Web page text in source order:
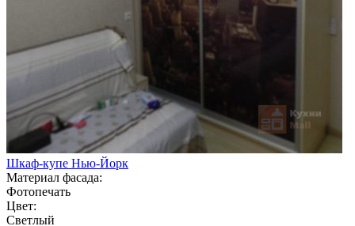
Шкаф-купе Нью-Йорк
Материал фасада:
Фотопечать
Цвет:
Светлый